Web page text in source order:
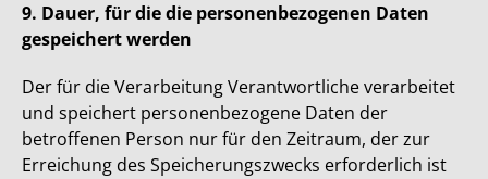
9. Dauer, für die die personenbezogenen Daten
gespeichert werden
Der für die Verarbeitung Verantwortliche verarbeitet
und speichert personenbezogene Daten der
betroffenen Person nur für den Zeitraum, der zur
Erreichung des Speicherungszwecks erforderlich ist